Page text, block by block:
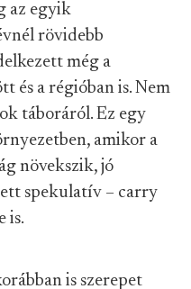
az egyik
rövidebb
még a
és a régióban is. Nem
táboráról. Ez egy
amikor a
növekszik, jó
spekulatív – carry
is.
is szerepet